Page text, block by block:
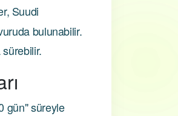
Suudi
bulunabilir.
gün" süreyle